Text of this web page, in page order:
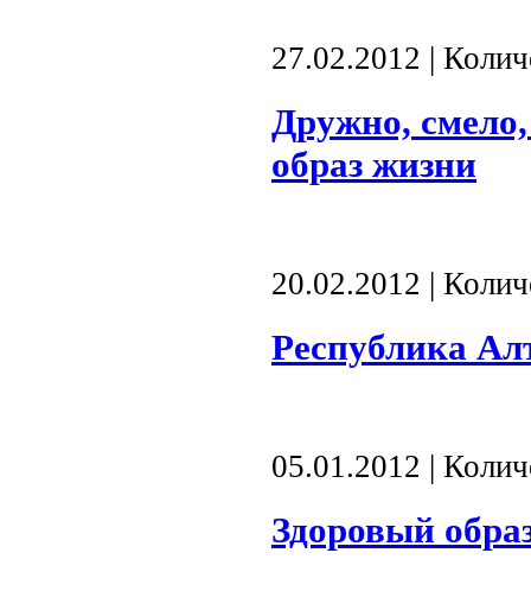
27.02.2012 |
Дружно,
образ жизни
20.02.2012 |
Республика
05.01.2012 |
Здоровый